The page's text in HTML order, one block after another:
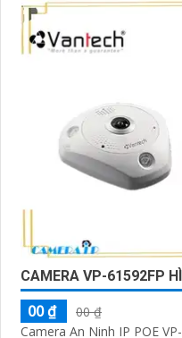
CAMERA VP-61592FP
00 ₫
00 ₫
Camera An Ninh IP POE